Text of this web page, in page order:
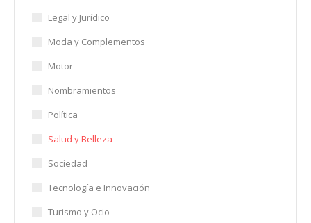
Legal y Jurídico
Moda y Complementos
Motor
Nombramientos
Política
Salud y Belleza
Sociedad
Tecnología e Innovación
Turismo y Ocio